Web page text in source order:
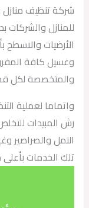
شركة تنظيف منازل
للمنازل
الأرضيات
وغسيل كافة
والمتخصصة لكل
واتماما لعملية
رش المبيدات
النمل والصراصير
تلك الخدمات